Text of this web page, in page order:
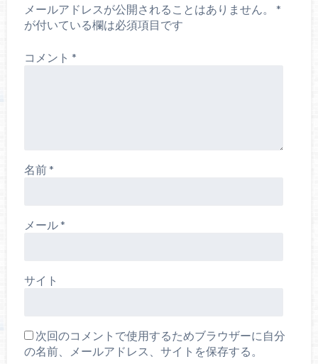
メールアドレスが公開されることはありません。
*
が付いている欄は必須項目です
コメント *
名前*
メール*
サイト
次回のコメントで使用するためブラウザーに自分
の名前、メールアドレス、サイトを保存する。